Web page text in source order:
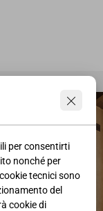
per consentirti
nonché per
tecnici sono
del
cookie di